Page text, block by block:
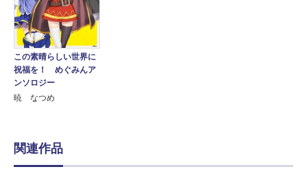
この素晴らしい世界に
祝福を！ めぐみんア
ンソロジー
暁 なつめ
関連作品